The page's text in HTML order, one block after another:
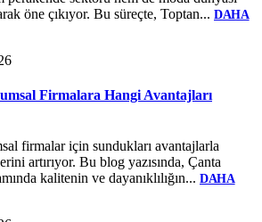
öne çıkıyor. Bu süreçte, Toptan... DAHA
Firmalara Hangi Avantajları
firmalar için sundukları avantajlarla
artırıyor. Bu blog yazısında, Çanta
kalitenin ve dayanıklılığın... DAHA